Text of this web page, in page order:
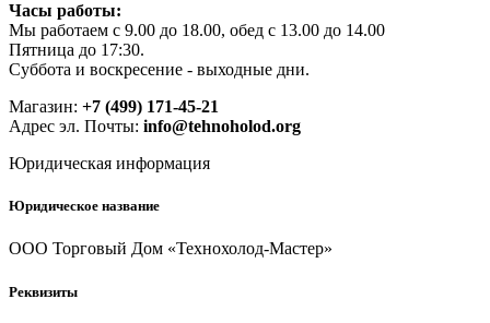
Часы работы:
Мы работаем с 9.00 до 18.00, обед с 13.00 до 14.00
Пятница до 17:30.
Суббота и воскресение - выходные дни.
Магазин: +7 (499) 171-45-21
Адрес эл. Почты: info@tehnoholod.org
Юридическая информация
Юридическое название
ООО Торговый Дом «Технохолод-Мастер»
Реквизиты